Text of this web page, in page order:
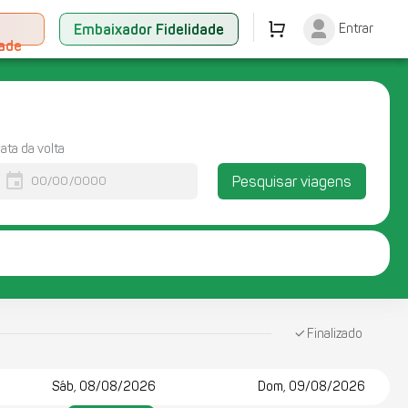
Embaixador Fidelidade Entrar
da volta
event Pesquisar viagens
Finalizado
Sáb, 08/08/2026 Dom, 09/08/2026